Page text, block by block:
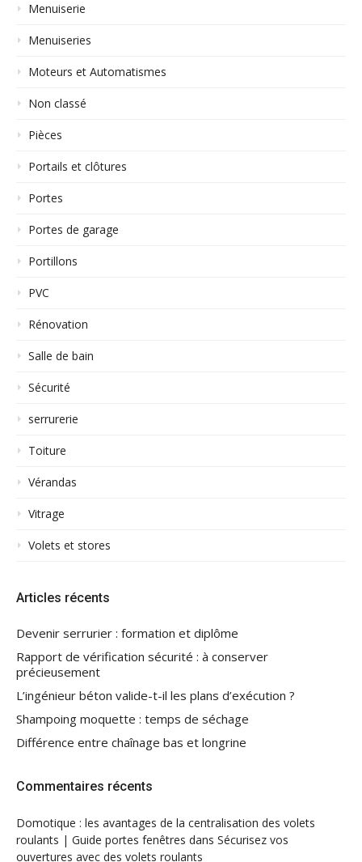
Menuiserie
Menuiseries
Moteurs et Automatismes
Non classé
Pièces
Portails et clôtures
Portes
Portes de garage
Portillons
PVC
Rénovation
Salle de bain
Sécurité
serrurerie
Toiture
Vérandas
Vitrage
Volets et stores
Articles récents
Devenir serrurier : formation et diplôme
Rapport de vérification sécurité : à conserver
précieusement
L’ingénieur béton valide-t-il les plans d’exécution ?
Shampoing moquette : temps de séchage
Différence entre chaînage bas et longrine
Commentaires récents
Domotique : les avantages de la centralisation des volets
roulants | Guide portes fenêtres dans Sécurisez vos
ouvertures avec des volets roulants